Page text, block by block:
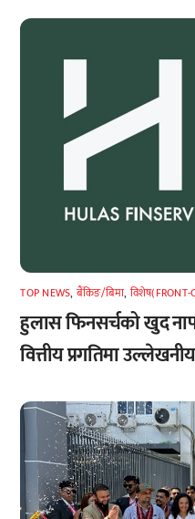
TOP NEWS, बैंकिङ/बिमा, विशेष(FRONT-
हुलास फिनसर्चको खुद
वित्तीय प्रगतिमा